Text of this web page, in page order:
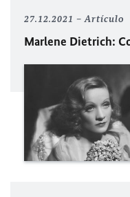
27.12.2021 Artículo
Marlene Dietrich: